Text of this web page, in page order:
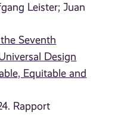
Leister; Juan
Seventh
Design
Equitable and
Rapport